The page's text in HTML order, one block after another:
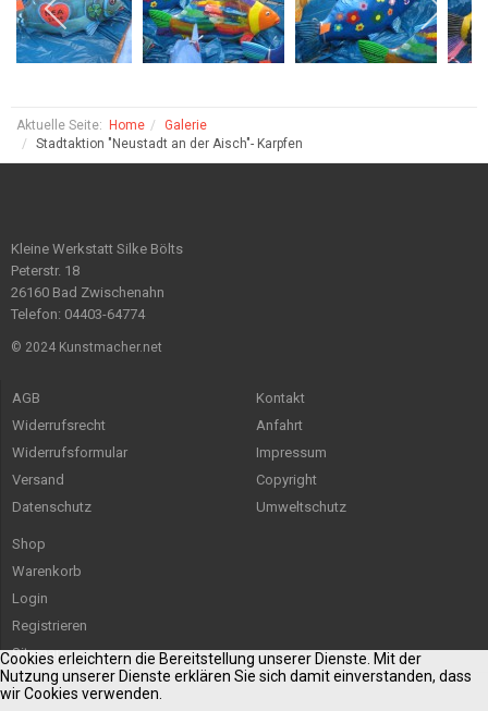
Aktuelle Seite: Home
Galerie
Stadtaktion "Neustadt an der Aisch"- Karpfen
Kleine Werkstatt Silke Bölts
Peterstr. 18
26160 Bad Zwischenahn
Telefon: 04403-64774
© 2024 Kunstmacher.net
AGB
Widerrufsrecht
Widerrufsformular
Versand
Datenschutz
Kontakt
Anfahrt
Impressum
Copyright
Umweltschutz
Shop
Warenkorb
Login
Registrieren
Sitemap
Cookies erleichtern die Bereitstellung unserer Dienste. Mit der
Nutzung unserer Dienste erklären Sie sich damit einverstanden, dass
wir Cookies verwenden.